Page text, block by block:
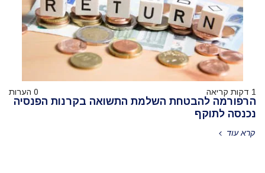
1 דקות קריאה 0 הערות
הרפורמה להבטחת השלמת התשואה בקרנות הפנסיה
נכנסה לתוקף
קרא עוד